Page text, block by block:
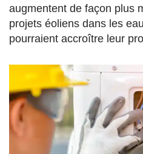
augmentent de façon plus
projets éoliens dans les
pourraient accroître leur